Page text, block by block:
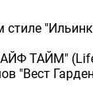
стиле
ТАЙМ"
"Вест